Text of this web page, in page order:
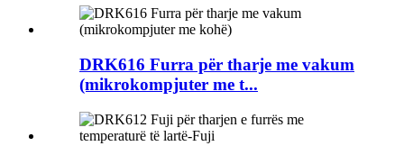
DRK616 Furra për tharje me vakum
(mikrokompjuter me t...